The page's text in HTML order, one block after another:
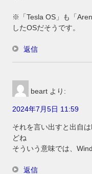
※「Tesla OS」も「
したOSだそうです。
返信
beart より:
2024年7月5日 11:59
それを言い出すと出自
どね
そういう意味では、
返信